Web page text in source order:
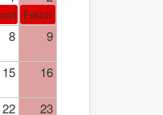
Ignác
Szent Alfonz pk-et.
Évközi 18. vasárnap
8 9
15 16
22 23